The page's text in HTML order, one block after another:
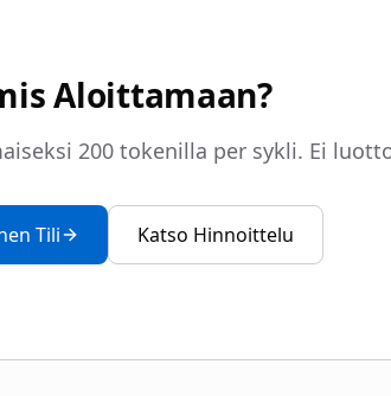
Aloittamaan?
200 tokenilla per sykli. Ei
Tili Katso Hinnoittelu